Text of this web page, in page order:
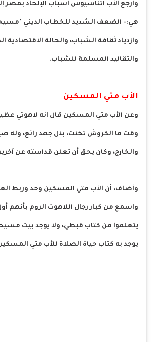
وارجع الأب أثناسيوس أسباب الإلحاد بمصر
هي:- الضعف الشديد للخطاب الديني
وازدياد ثقافة الشباب، والحالة الاقتصادية
والتقاليد المسلمة للشباب.
الأب متي المسكين
وعن الأب متي المسكين قال انه لاهوتي
وقت ما الكروش تخنت، بذل جهد رائع، وله
والخارج، وكان يحق أن تعلن قداسته عن
وأضاف، أن الأب متي المسكين وحد وربط
واسمع من كبار رجال اللاهوت الروم بأنهم
يتعلموا من كتاب قبطي، ولا يوجد بيت
يوجد به كتاب حياة الصلاة للأب متي